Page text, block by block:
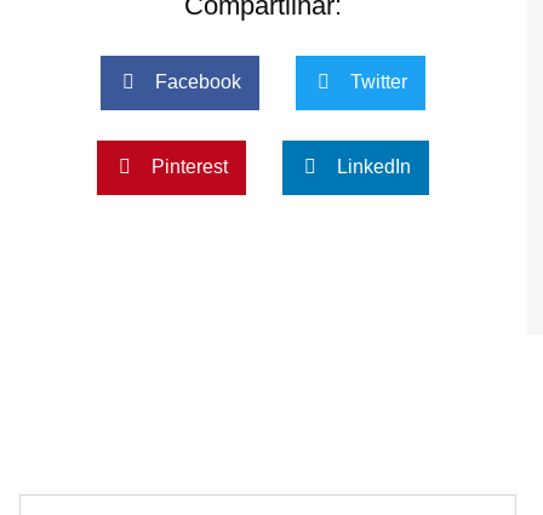
Facebook Twitter
Pinterest LinkedIn